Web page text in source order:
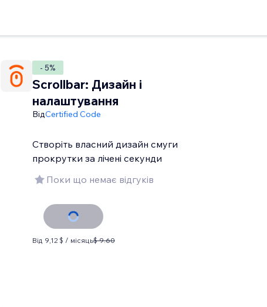
- 5%
Scrollbar: Дизайн і
налаштування
ВідCertified Code
Створіть власний дизайн смуги
прокрутки за лічені секунди
Поки що немає відгуків
Від 9,12 $ / місяць$ 9.60